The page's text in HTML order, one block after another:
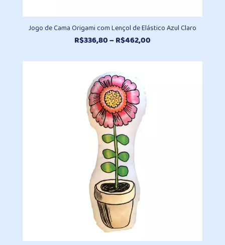
Jogo de Cama Origami com Lençol de Elástico Azul Claro
R$336,80–R$462,00Faixa
preço: